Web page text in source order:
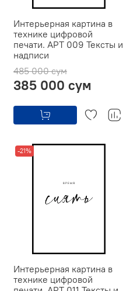
Интерьерная картина в
технике цифровой
печати. АРТ 009 Тексты и
надписи
485 000 сум
385 000 сум
-21%
Интерьерная картина в
технике цифровой